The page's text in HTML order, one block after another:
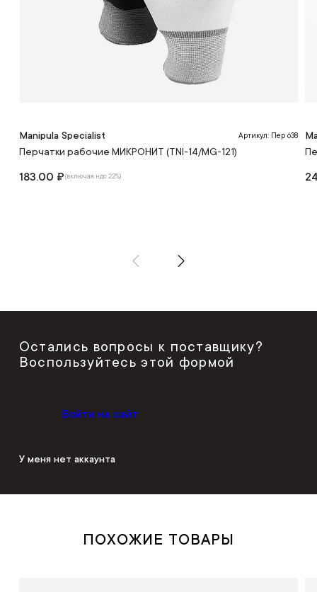
Manipula Specialist Артикул: Пер 638
Перчатки рабочие МИКРОНИТ (TNI-14/MG-121)
183.00 ₽(включая ндс 22%)
Остались вопросы к поставщику?
Воспользуйтесь этой формой
Войти на сайт
У меня нет аккаунта
ПОХОЖИЕ ТОВАРЫ